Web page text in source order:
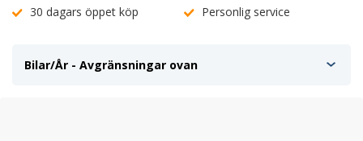
30 dagars öppet köp
Personlig service
Bilar/År - Avgränsningar ovan